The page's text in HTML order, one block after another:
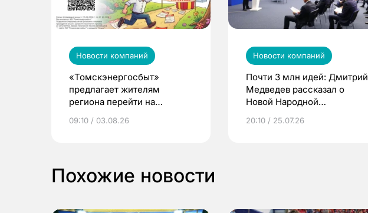
Новости компаний
«Томскэнергосбыт»
предлагает жителям
региона перейти на
выиграть призы
09:10 / 03.08.26
Новости компаний
Почти 3 млн идей: Дмитрий
Медведев рассказал о
Новой Народной
20:10 / 25.07.26
Похожие новости